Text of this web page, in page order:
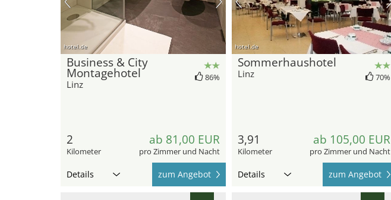
hotel.de
Business & City
Montagehotel
Linz
86%
2
Kilometer
ab 81,00 EUR
pro Zimmer und Nacht
Details zum Angebot
hotel.de
Sommerhaushotel
Linz 70%
3,91
Kilometer
ab 105,00 EUR
pro Zimmer und Nacht
Details zum Angebot